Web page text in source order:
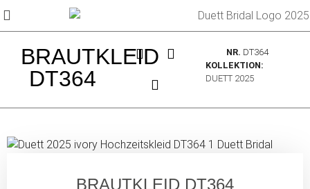
BRAUTKLEID
DT364
NR. DT364
KOLLEKTION:
DUETT 2025
BRAUTKLEID DT364